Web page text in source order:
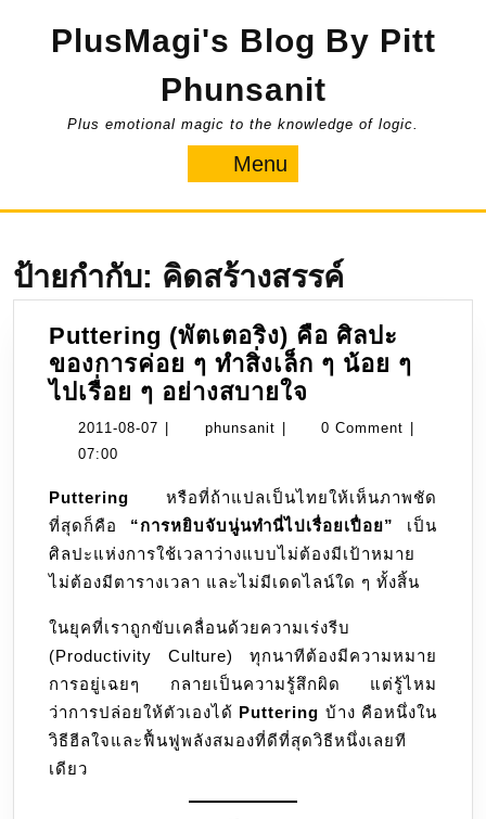
PlusMagi's Blog By Pitt
Phunsanit
Plus emotional magic to the knowledge of logic.
Menu
ป้ายกำกับ: คิดสร้างสรรค์
Puttering (พัตเตอริง) คือ ศิลปะ
ของการค่อย ๆ ทำสิ่งเล็ก ๆ น้อย ๆ
ไปเรื่อย ๆ อย่างสบายใจ
(พัต
คือ
ศิลปะ
ของ
การ
ค่อย
ๆ
ทำ
สิ่ง
เล็ก
2011-08-07 2011-
phunsanit phunsanit0 Comment
07:00
Puttering หรือที่ถ้าแปลเป็นไทยให้เห็นภาพชัด
ที่สุดก็คือ “การหยิบจับนู่นทำนี่ไปเรื่อยเปื่อย”
เป็น
ศิลปะแห่งการใช้เวลาว่างแบบไม่ต้องมีเป้าหมาย
ไม่ต้องมีตารางเวลา และไม่มีเดดไลน์ใด ๆ ทั้งสิ้น
ในยุคที่เราถูกขับเคลื่อนด้วยความเร่งรีบ
(Productivity Culture) ทุกนาทีต้องมีความหมาย
การอยู่เฉยๆ กลายเป็นความรู้สึกผิด แต่รู้ไหม
ว่าการปล่อยให้ตัวเองได้ Puttering บ้าง คือหนึ่งใน
วิธีฮีลใจและฟื้นฟูพลังสมองที่ดีที่สุดวิธีหนึ่งเลยที
เดียว